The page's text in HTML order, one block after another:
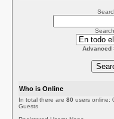
Advanced
Who is Online
In total there are 80 users online:
Guests